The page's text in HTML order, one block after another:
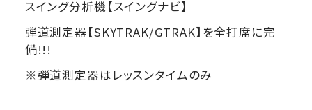
スイング分析機【スイングナビ】
弾道測定器【SKYTRAK/GTRAK】を全打席に完
備!!!
※弾道測定器はレッスンタイムのみ